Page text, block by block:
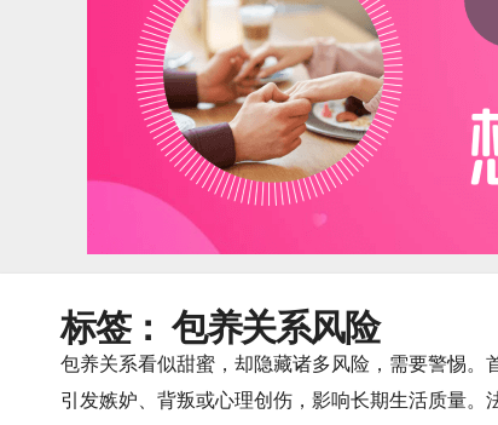
标签： 包养关系风险
包养关系看似甜蜜，却隐藏诸多风险，需要警惕
引发嫉妒、背叛或心理创伤，影响长期生活质量